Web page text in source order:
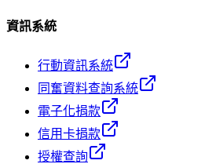
資訊系統
行動資訊系統
同奮資料查詢系統
電子化捐款
信用卡捐款
授權查詢